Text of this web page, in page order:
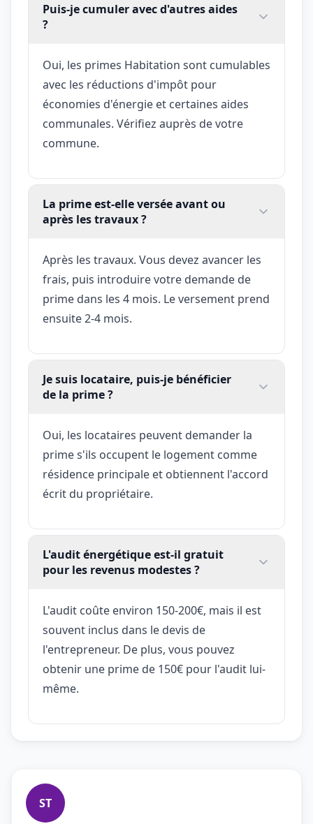
Puis-je cumuler avec d'autres aides
?
Oui, les primes Habitation sont cumulables
avec les réductions d'impôt pour
économies d'énergie et certaines aides
communales. Vérifiez auprès de votre
commune.
La prime est-elle versée avant ou
après les travaux ?
Après les travaux. Vous devez avancer les
frais, puis introduire votre demande de
prime dans les 4 mois. Le versement prend
ensuite 2-4 mois.
Je suis locataire, puis-je bénéficier
de la prime ?
Oui, les locataires peuvent demander la
prime s'ils occupent le logement comme
résidence principale et obtiennent l'accord
écrit du propriétaire.
L'audit énergétique est-il gratuit
pour les revenus modestes ?
L'audit coûte environ 150-200€, mais il est
souvent inclus dans le devis de
l'entrepreneur. De plus, vous pouvez
obtenir une prime de 150€ pour l'audit lui-
même.
ST